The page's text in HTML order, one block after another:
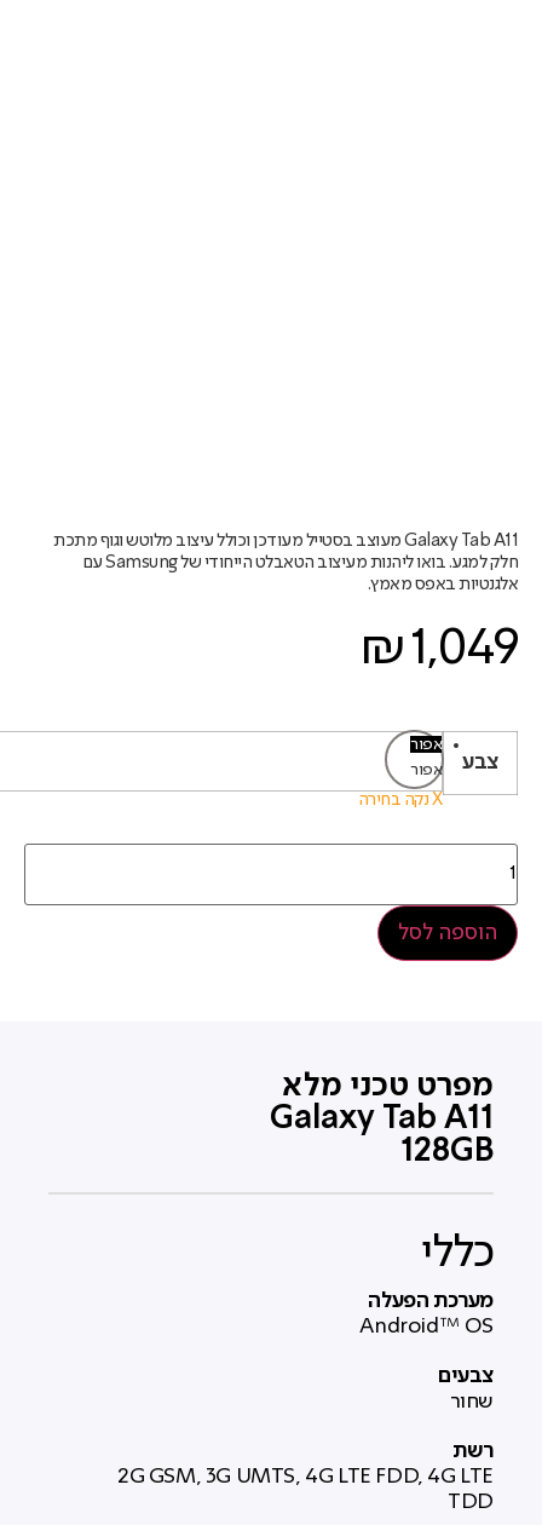
Galaxy Tab A11 מעוצב בסטייל מעודכן וכולל עיצוב מלוטש וגוף מתכת
חלק למגע. בואו ליהנות מעיצוב הטאבלט הייחודי של Samsung עם
אלגנטיות באפס מאמץ.
₪1,049
צבע
אפור
אפור
נקה
הוספה לסל
מפרט טכני מלא
Galaxy Tab A11
128GB
כללי
מערכת הפעלה
Android™ OS
צבעים
שחור
רשת
2G GSM, 3G UMTS, 4G LTE FDD, 4G LTE
TDD